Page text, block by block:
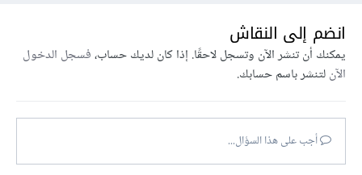
انضم إلى النقاش
يمكنك أن تنشر الآن وتسجل لاحقًا. إذا كان لديك حساب،فسجل الدخول
الآنلتنشر باسم حسابك.
أجب على هذا السؤال...